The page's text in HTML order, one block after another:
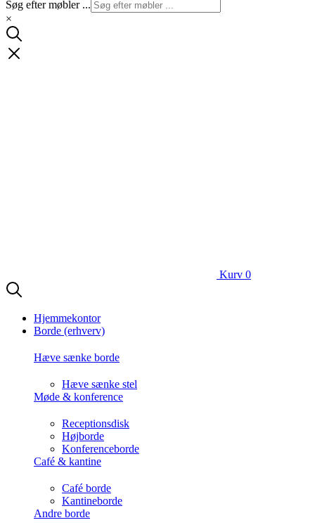
Søg efter møbler ...
×
Kurv 0
Hjemmekontor
Borde (erhverv)
Hæve sænke borde
Hæve sænke stel
Møde & konference
Receptionsdisk
Højborde
Konferenceborde
Café & kantine
Café borde
Kantineborde
Andre borde